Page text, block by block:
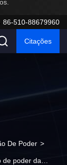
86-510-88679960
Citações
De Poder >
de poder da